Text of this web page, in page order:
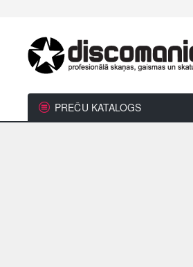
PREČU KATALOGS